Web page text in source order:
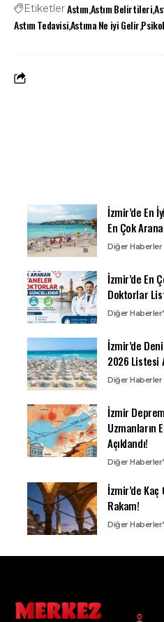
EtiketlerAstımAstım Belirtileri
Astım TedavisiAstıma Ne iyi Gelir
İzmir’de En
En Çok
Diğer Haberler
İzmir’de En
Doktorlar
Diğer Haberler
İzmir’de
2026 Listesi
Diğer Haberler
İzmir
Uzmanların
Açıklandı!
Diğer Haberler
İzmir’de
Rakam!
Diğer Haberler